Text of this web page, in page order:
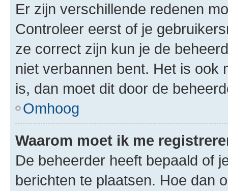
Er zijn verschillende redenen
Controleer eerst of je
ze correct zijn kun je de
niet verbannen bent. Het is ook
is, dan moet dit door de
Omhoog
Waarom moet ik me
De beheerder heeft bepaald of
berichten te plaatsen. Hoe dan